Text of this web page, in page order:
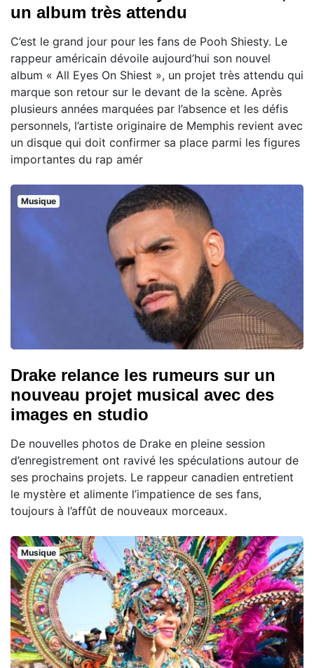
un album très attendu
C’est le grand jour pour les fans de Pooh Shiesty. Le
rappeur américain dévoile aujourd’hui son nouvel
album « All Eyes On Shiest », un projet très attendu qui
marque son retour sur le devant de la scène. Après
plusieurs années marquées par l’absence et les défis
personnels, l’artiste originaire de Memphis revient avec
un disque qui doit confirmer sa place parmi les figures
importantes du rap amér
Musique
Drake relance les rumeurs sur un
nouveau projet musical avec des
images en studio
De nouvelles photos de Drake en pleine session
d’enregistrement ont ravivé les spéculations autour de
ses prochains projets. Le rappeur canadien entretient
le mystère et alimente l’impatience de ses fans,
toujours à l’affût de nouveaux morceaux.
Musique